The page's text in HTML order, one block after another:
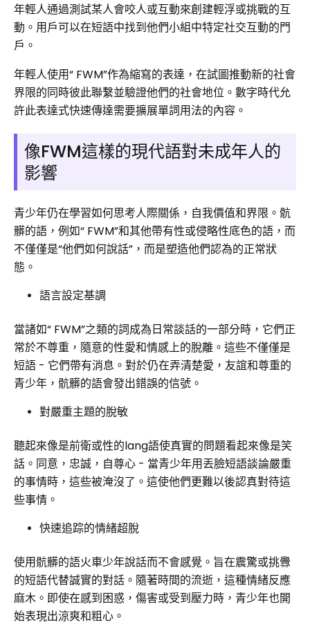
年輕人通過測試某人會咬人或互動來創建輕浮或挑戰的互
動。用戶可以在短語中找到他們小組中特定社交互動的門
戶。
年輕人使用“ FWM”作為縮寫的表達，在試圖推動新的社會
界限的同時彼此聯繫並驗證他們的社會地位。數字時代允
許此表達式快速傳達需要擴展單詞用法的內容。
像FWM這樣的現代語對未成年人的
影響
青少年仍在學習如何思考人際關係，自我價值和界限。骯
髒的語，例如“ FWM”和其他帶有性或侵略性底色的語，而
不僅僅是“他們如何說話”，而是塑造他們認為的正常狀
態。
語言設定基調
當諸如“ FWM”之類的詞成為日常談話的一部分時，它們正
常於不尊重，隨意的性愛和情感上的脫離。這些不僅僅是
短語 - 它們帶有消息。對於仍在弄清楚愛，友誼和尊重的
青少年，骯髒的語會發出錯誤的信號。
對嚴重主題的脫敏
聽起來像是前衛或性的lang語使真實的問題看起來像是笑
話。同意，忠誠，自尊心 - 當青少年用丟臉短語談論嚴重
的事情時，這些被淹沒了。這使他們更難以後認真對待這
些事情。
快速追踪的情緒超脫
使用骯髒的語火車少年說話而不會感覺。旨在震驚或挑釁
的短語代替誠實的對話。隨著時間的流逝，這種情緒反應
麻木。即使在感到困惑，傷害或受到壓力時，青少年也開
始表現出涼爽和粗心。